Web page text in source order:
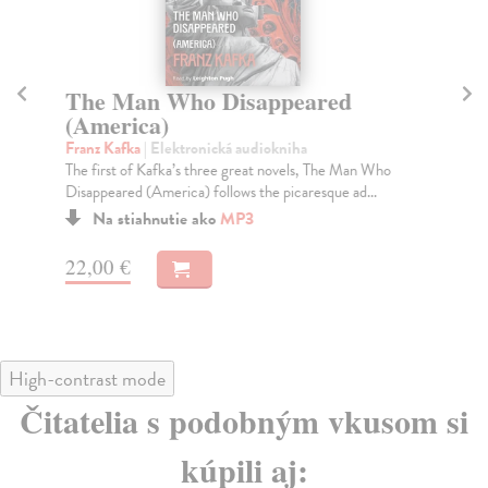
The Man Who Disappeared
(America)
Franz Kafka| Elektronická audiokniha
The first of Kafka’s three great novels, The Man Who
Disappeared (America) follows the picaresque ad...
Na stiahnutie akoMP3
22,00 €
High-contrast mode
Čitatelia s podobným vkusom si
kúpili aj: